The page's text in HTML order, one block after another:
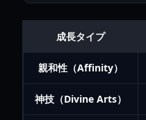
成長タイプ
親和性（Affinity）
神技（Divine Arts）